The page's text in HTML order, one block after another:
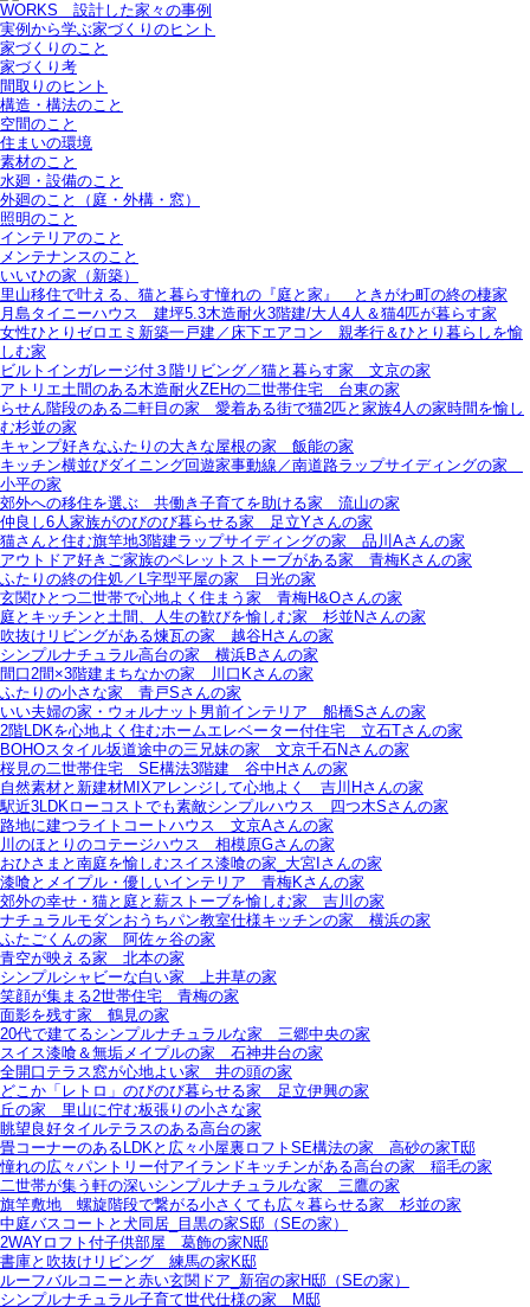
WORKS＿設計した家々の事例
実例から学ぶ家づくりのヒント
家づくりのこと
家づくり考
間取りのヒント
構造・構法のこと
空間のこと
住まいの環境
素材のこと
水廻・設備のこと
外廻のこと（庭・外構・窓）
照明のこと
インテリアのこと
メンテナンスのこと
いいひの家（新築）
里山移住で叶える、猫と暮らす憧れの『庭と家』＿ときがわ町の終の棲家
月島タイニーハウス＿建坪5.3木造耐火3階建/大人4人＆猫4匹が暮らす家
女性ひとりゼロエミ新築一戸建／床下エアコン＿親孝行＆ひとり暮らしを愉
しむ家
ビルトインガレージ付３階リビング／猫と暮らす家＿文京の家
アトリエ土間のある木造耐火ZEHの二世帯住宅＿台東の家
らせん階段のある二軒目の家＿愛着ある街で猫2匹と家族4人の家時間を愉し
む杉並の家
キャンプ好きなふたりの大きな屋根の家＿飯能の家
キッチン横並びダイニング回遊家事動線／南道路ラップサイディングの家＿
小平の家
郊外への移住を選ぶ＿共働き子育てを助ける家＿流山の家
仲良し6人家族がのびのび暮らせる家＿足立Yさんの家
猫さんと住む旗竿地3階建ラップサイディングの家＿品川Aさんの家
アウトドア好きご家族のペレットストーブがある家＿青梅Kさんの家
ふたりの終の住処／L字型平屋の家＿日光の家
玄関ひとつ二世帯で心地よく住まう家＿青梅H&Oさんの家
庭とキッチンと土間、人生の歓びを愉しむ家＿杉並Nさんの家
吹抜けリビングがある煉瓦の家＿越谷Hさんの家
シンプルナチュラル高台の家＿横浜Bさんの家
間口2間×3階建まちなかの家＿川口Kさんの家
ふたりの小さな家＿青戸Sさんの家
いい夫婦の家・ウォルナット男前インテリア＿船橋Sさんの家
2階LDKを心地よく住むホームエレベーター付住宅＿立石Tさんの家
BOHOスタイル坂道途中の三兄妹の家＿文京千石Nさんの家
桜見の二世帯住宅＿SE構法3階建＿谷中Hさんの家
自然素材と新建材MIXアレンジして心地よく＿吉川Hさんの家
駅近3LDKローコストでも素敵シンプルハウス＿四つ木Sさんの家
路地に建つライトコートハウス＿文京Aさんの家
川のほとりのコテージハウス＿相模原Gさんの家
おひさまと南庭を愉しむスイス漆喰の家_大宮Iさんの家
漆喰とメイプル・優しいインテリア＿青梅Kさんの家
郊外の幸せ・猫と庭と薪ストーブを愉しむ家＿吉川の家
ナチュラルモダンおうちパン教室仕様キッチンの家＿横浜の家
ふたごくんの家＿阿佐ヶ谷の家
青空が映える家＿北本の家
シンプルシャビーな白い家＿上井草の家
笑顔が集まる2世帯住宅＿青梅の家
面影を残す家＿鶴見の家
20代で建てるシンプルナチュラルな家＿三郷中央の家
スイス漆喰＆無垢メイプルの家＿石神井台の家
全開口テラス窓が心地よい家＿井の頭の家
どこか「レトロ」のびのび暮らせる家＿足立伊興の家
丘の家＿里山に佇む板張りの小さな家
眺望良好タイルテラスのある高台の家
畳コーナーのあるLDKと広々小屋裏ロフトSE構法の家＿高砂の家T邸
憧れの広々パントリー付アイランドキッチンがある高台の家＿稲毛の家
二世帯が集う軒の深いシンプルナチュラルな家＿三鷹の家
旗竿敷地＿螺旋階段で繋がる小さくても広々暮らせる家＿杉並の家
中庭バスコートと犬同居_目黒の家S邸（SEの家）
2WAYロフト付子供部屋＿葛飾の家N邸
書庫と吹抜けリビング 練馬の家K邸
ルーフバルコニーと赤い玄関ドア_新宿の家H邸（SEの家）
シンプルナチュラル子育て世代仕様の家 M邸